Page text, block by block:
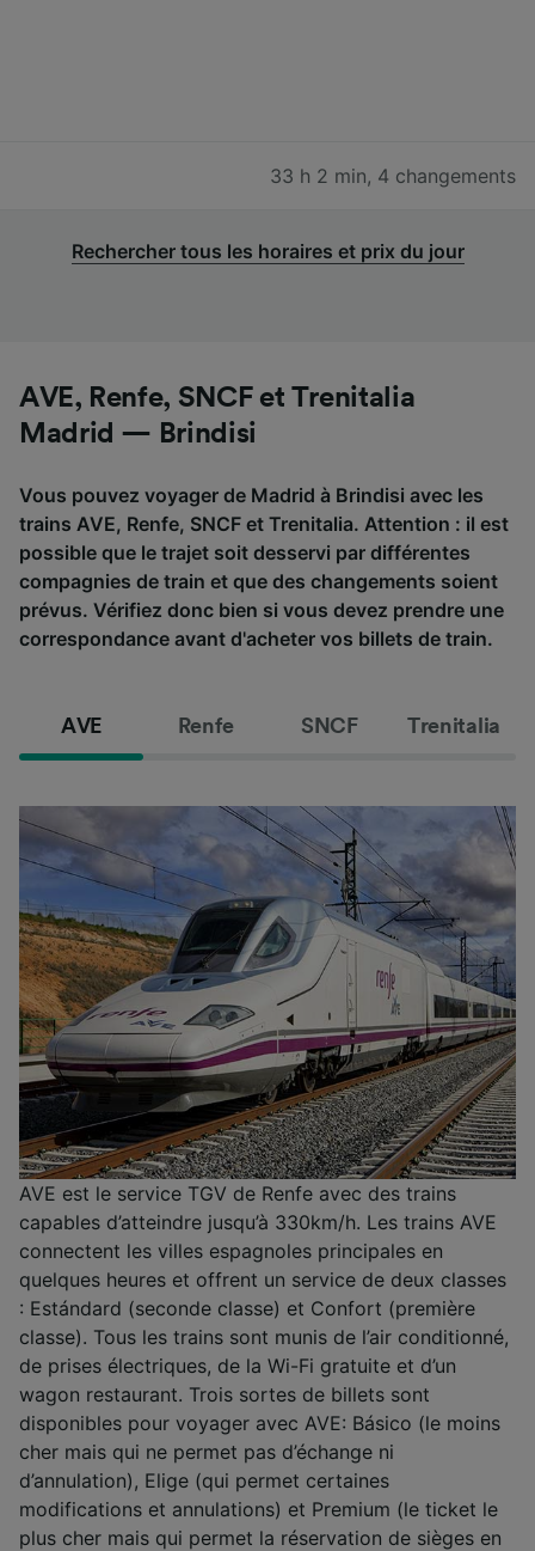
33 h 2 min, 4 changements
Rechercher tous les horaires et prix du jour
AVE, Renfe, SNCF et Trenitalia
Madrid — Brindisi
Vous pouvez voyager de Madrid à Brindisi avec les
trains AVE, Renfe, SNCF et Trenitalia. Attention : il est
possible que le trajet soit desservi par différentes
compagnies de train et que des changements soient
prévus. Vérifiez donc bien si vous devez prendre une
correspondance avant d'acheter vos billets de train.
AVE Renfe SNCF Trenitalia
AVE est le service TGV de Renfe avec des trains
capables d’atteindre jusqu’à 330km/h. Les trains AVE
connectent les villes espagnoles principales en
quelques heures et offrent un service de deux classes
: Estándard (seconde classe) et Confort (première
classe). Tous les trains sont munis de l’air conditionné,
de prises électriques, de la Wi-Fi gratuite et d’un
wagon restaurant. Trois sortes de billets sont
disponibles pour voyager avec AVE: Básico (le moins
cher mais qui ne permet pas d’échange ni
d’annulation), Elige (qui permet certaines
modifications et annulations) et Premium (le ticket le
plus cher mais qui permet la réservation de sièges en